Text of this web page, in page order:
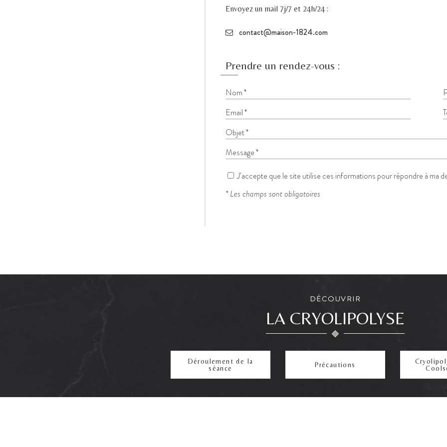
Envoyez un mail 7j/7 et 24h/24 :
contact@maison-1824.com
Prendre un rendez-vous :
J’accepte que le site utilise ces informations pour répondre à ma
* Les champs sont obligatoires
DÉCOUVRIR
LA CRYOLIPOLYSE
Déroulement de la
séance
Précautions